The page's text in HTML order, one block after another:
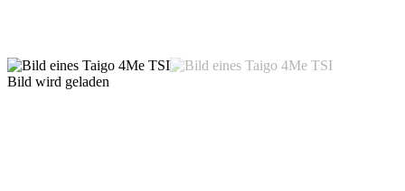
Bild wird geladen